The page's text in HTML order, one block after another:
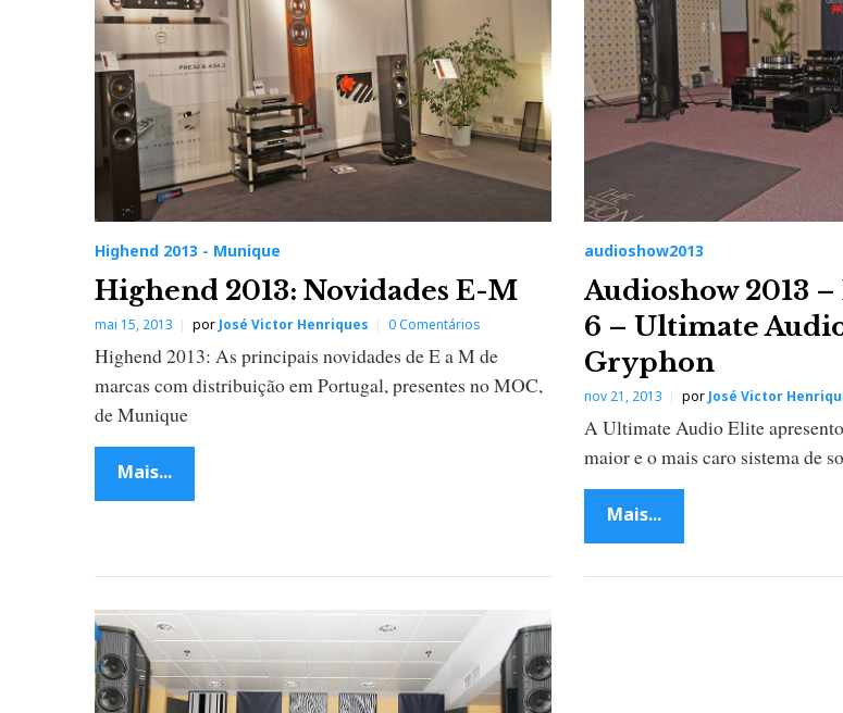
Highend 2013 - Munique
Highend 2013: Novidades E-M
mai 15, 2013 por José Victor Henriques 0 Comentários
Highend 2013: As principais novidades de E a M de
marcas com distribuição em Portugal, presentes no MOC,
de Munique
Mais...
audioshow2013
Audioshow 2013
6 – Ultimate
Gryphon
nov 21, 2013 por José Victor
A Ultimate Audio Elite
maior e o mais caro sistema de
Mais...